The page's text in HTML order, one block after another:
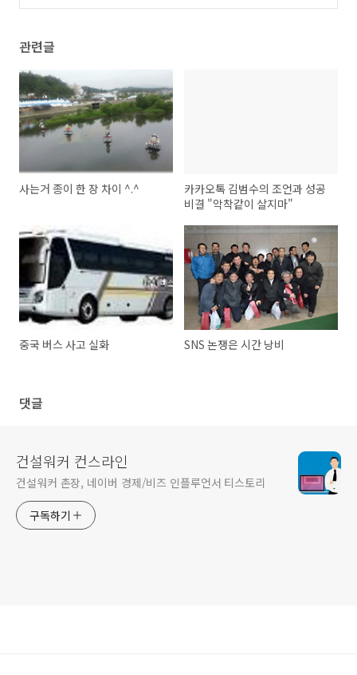
관련글
사는거 종이 한 장 차이 ^.^
카카오톡 김범수의 조언과 성공
비결 "악착같이 살지마"
중국 버스 사고 실화 SNS 논쟁은 시간 낭비
댓글
건설워커 컨스라인
건설워커 촌장, 네이버 경제/비즈 인플루언서 티스토리
구독하기